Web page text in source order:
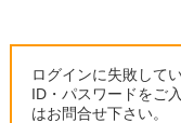
ログインに失敗して
ID・パスワードをご
はお問合せ下さい。